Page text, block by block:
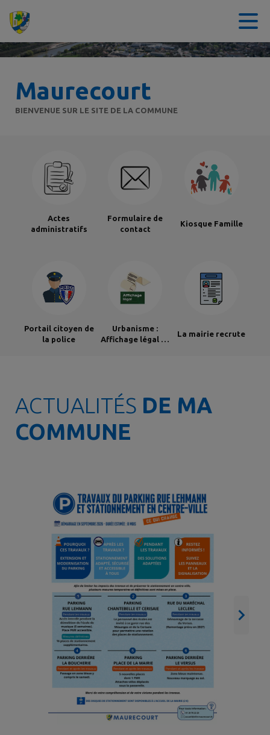
Contenu
Maurecourt
BIENVENUE SUR LE SITE DE LA COMMUNE
Actes
administratifs
Formulaire de
contact
Kiosque Famille
Portail citoyen de
la police
Urbanisme :
Affichage légal (A
administratifs)
La mairie recrute
ACTUALITÉS DE MA
COMMUNE